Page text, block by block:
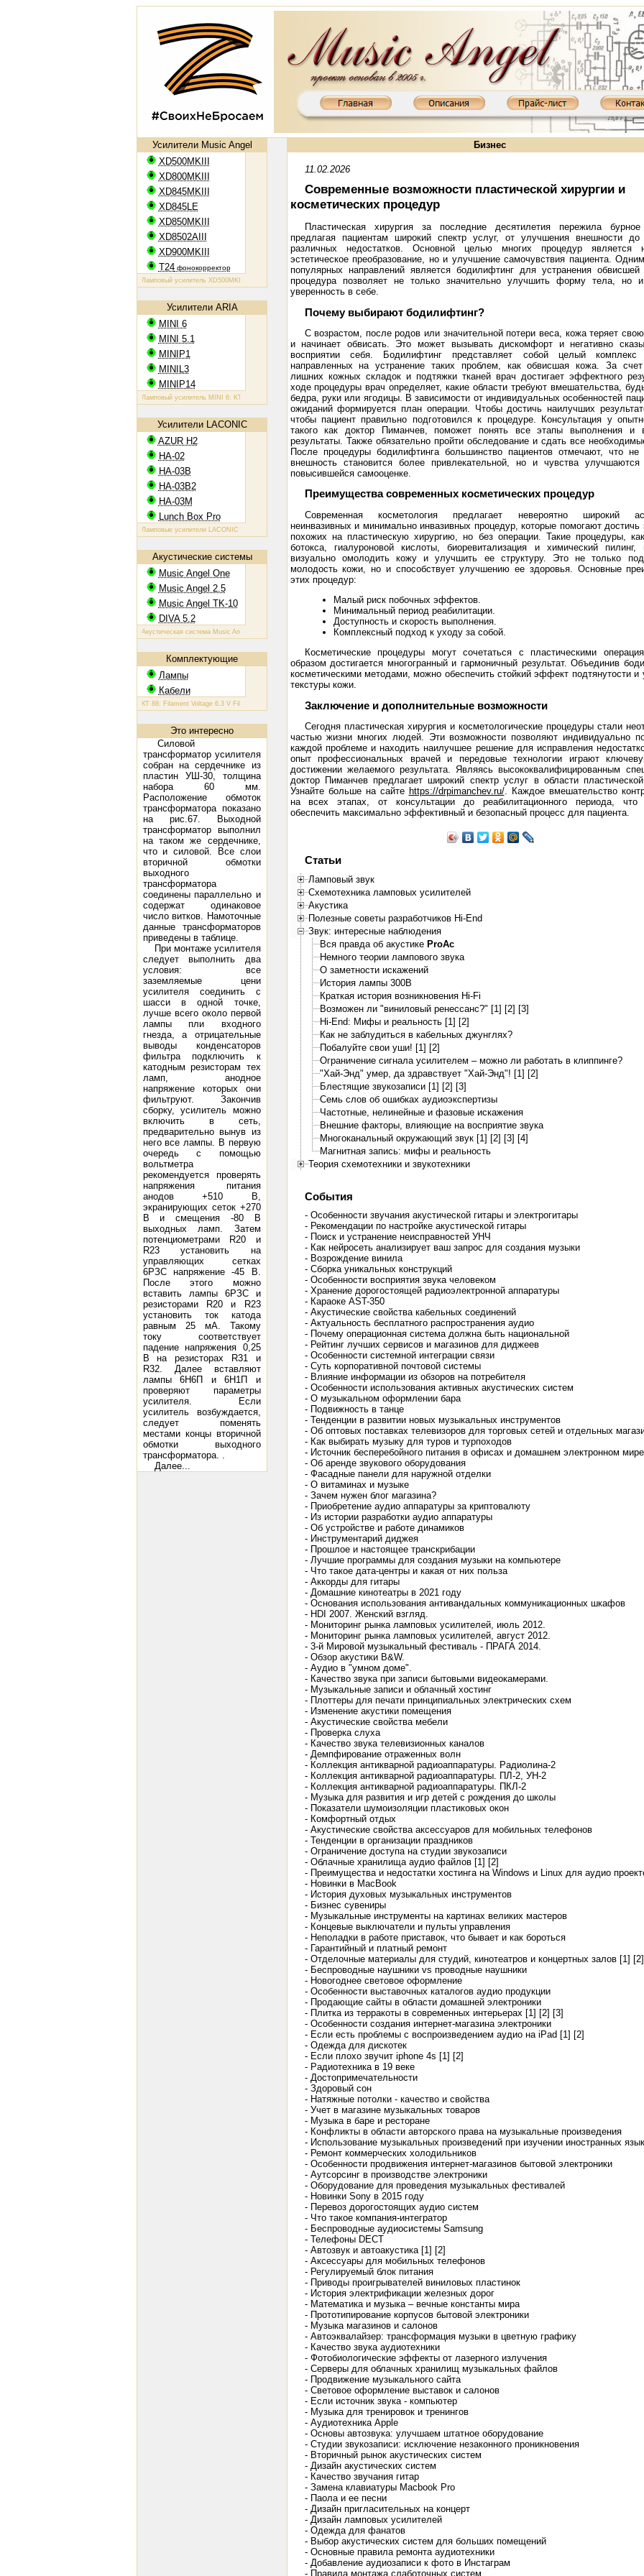
Усилители Music Angel
XD500MKIII
XD800MKIII
XD845MKIII
XD845LE
XD850MKIII
XD8502AIII
XD900MKIII
T24фонокорректор
Ламповый усилитель XD500MKIII: EL34, 2х50 Вт Ламповый усилитель XD800MKIII: KT88, 2х65 ВтЛамповый усилитель XD845MKIII: 845, 2х20 ВтЛамповый
Усилители ARIA
MINI 6
MINI 5.1
MINIP1
MINIL3
MINIP14
Ламповый усилитель MINI 6: KT88, 2х60 Вт Ламповый усилитель MINIP1: 6AQ5, 2х10 Вт Ламповый усилитель MINIL3: EL34, 2х35 ВтЛамповый усилитель MINIP14:
Усилители LACONIC
AZUR H2
HA-02
HA-03B
HA-03B2
HA-03M
Lunch Box Pro
Ламповые усилители LACONIC HA-02,03B/B2/M: 6N6P, 2х1,2 Вт на 300 Ом
Акустические системы
Music Angel One
Music Angel 2.5
Music Angel TK-10
DIVA 5.2
Акустическая система Music Angel One: 20 - 100 Вт, 38 Гц - 30 кГц, 86 Дб/Вт/мАкустическая система Music Angel 2.5: 20 - 200 Вт, 20 Гц - 30 кГц, 86 Дб/Вт/м
Комплектующие
Лампы
Кабели
КТ 88: Filament Voltage 6.3 V Filament Current 1.6 A Plate Voltage (max) 800 V Plate Current (max) 230 mA Plate Dissipation (max) 40 W845: D.C. Plate Voltage 1250
Это интересно
Силовой
трансформатор усилителя
собран на сердечнике из
пластин УШ-30, толщина
набора 60 мм.
Расположение обмоток
трансформатора показано
на рис.67. Выходной
трансформатор выполнил
на таком же сердечнике,
что и силовой. Все слои
вторичной обмотки
выходного
трансформатора
соединены параллельно и
содержат одинаковое
число витков. Намоточные
данные трансформаторов
приведены в таблице.
При монтаже усилителя
следует выполнить два
условия: все
заземляемые цени
усилителя соединить с
шасси в одной точке,
лучше всего около первой
лампы пли входного
гнезда, а отрицательные
выводы конденсаторов
фильтра подключить к
катодным резисторам тех
ламп, анодное
напряжение которых они
фильтруют. Закончив
сборку, усилитель можно
включить в сеть,
предварительно вынув из
него все лампы. В первую
очередь с помощью
вольтметра
рекомендуется проверять
напряжения питания
анодов +510 В,
экранирующих сеток +270
В и смещения -80 В
выходных ламп. Затем
потенциометрами R20 и
R23 установить на
управляющих сетках
6РЗС напряжение -45 В.
После этого можно
вставить лампы 6РЗС и
резисторами R20 и R23
установить ток катода
равным 25 мА. Такому
току соответствует
падение напряжения 0,25
В на резисторах R31 и
R32. Далее вставляют
лампы 6Н6П и 6Н1П и
проверяют параметры
усилителя. Если
усилитель возбуждается,
следует поменять
местами концы вторичной
обмотки выходного
трансформатора. .
Далее...
Бизнес
11.02.2026
Современные возможности пластической хирургии и
косметических процедур
Пластическая хирургия за последние десятилетия пережила бурное
предлагая пациентам широкий спектр услуг, от улучшения внешности до
различных недостатков. Основной целью многих процедур является
эстетическое преобразование, но и улучшение самочувствия пациента.
популярных направлений является бодилифтинг для устранения
процедура позволяет не только значительно улучшить форму тела, но
уверенность в себе.
Почему выбирают бодилифтинг?
С возрастом, после родов или значительной потери веса, кожа теряет свою
и начинает обвисать. Это может вызывать дискомфорт и негативно
восприятии себя. Бодилифтинг представляет собой целый комплекс
направленных на устранение таких проблем, как обвисшая кожа. За
лишних кожных складок и подтяжки тканей врач достигает эффектного
ходе процедуры врач определяет, какие области требуют вмешательства,
бедра, руки или ягодицы. В зависимости от индивидуальных особенностей
ожиданий формируется план операции. Чтобы достичь наилучших
чтобы пациент правильно подготовился к процедуре. Консультация у
такого как доктор Пиманчев, поможет понять все этапы выполнения и
результаты. Также обязательно пройти обследование и сдать все
После процедуры бодилифтинга большинство пациентов отмечают, что не
внешность становится более привлекательной, но и чувства улучшаются
повысившейся самооценке.
Преимущества современных косметических процедур
Современная косметология предлагает невероятно широкий
неинвазивных и минимально инвазивных процедур, которые помогают
похожих на пластическую хирургию, но без операции. Такие процедуры,
ботокса, гиалуроновой кислоты, биоревитализация и химический пилинг,
визуально омолодить кожу и улучшить ее структуру. Это не только
молодость кожи, но и способствует улучшению ее здоровья. Основные
этих процедур:
Малый риск побочных эффектов.
Минимальный период реабилитации.
Доступность и скорость выполнения.
Комплексный подход к уходу за собой.
Косметические процедуры могут сочетаться с пластическими
образом достигается многогранный и гармоничный результат. Объединив
косметическими методами, можно обеспечить стойкий эффект подтянутости и
текстуры кожи.
Заключение и дополнительные возможности
Сегодня пластическая хирургия и косметологические процедуры стали
частью жизни многих людей. Эти возможности позволяют индивидуально
каждой проблеме и находить наилучшее решение для исправления
опыт профессиональных врачей и передовые технологии играют
достижении желаемого результата. Являясь высококвалифицированным
доктор Пиманчев предлагает широкий спектр услуг в области
Узнайте больше на сайте https://drpimanchev.ru/. Каждое вмешательство
на всех этапах, от консультации до реабилитационного периода, что
обеспечить максимально эффективный и безопасный процесс для пациента.
Статьи
Ламповый звук
Схемотехника ламповых усилителей
Акустика
Полезные советы разработчиков Hi-End
Звук: интересные наблюдения
Вся правда об акустике ProAc
Немного теории лампового звука
О заметности искажений
История лампы 300B
Краткая история возникновения Hi-Fi
Возможен ли "виниловый ренессанс?" [1] [2] [3]
Hi-End: Мифы и реальность [1] [2]
Как не заблудиться в кабельных джунглях?
Побалуйте свои уши! [1] [2]
Ограничение сигнала усилителем – можно ли работать в клиппинге?
"Хай-Энд" умер, да здравствует "Хай-Энд"! [1] [2]
Блестящие звукозаписи [1] [2] [3]
Семь слов об ошибках аудиоэкспертизы
Частотные, нелинейные и фазовые искажения
Внешние факторы, влияющие на восприятие звука
Многоканальный окружающий звук [1] [2] [3] [4]
Магнитная запись: мифы и реальность
Теория схемотехники и звукотехники
События
- Особенности звучания акустической гитары и электрогитары
- Рекомендации по настройке акустической гитары
- Поиск и устранение неисправностей УНЧ
- Как нейросеть анализирует ваш запрос для создания музыки
- Возрождение винила
- Сборка уникальных конструкций
- Особенности восприятия звука человеком
- Хранение дорогостоящей радиоэлектронной аппаратуры
- Караоке AST-350
- Акустические свойства кабельных соединений
- Актуальность бесплатного распространения аудио
- Почему операционная система должна быть национальной
- Рейтинг лучших сервисов и магазинов для диджеев
- Особенности системной интеграции связи
- Суть корпоративной почтовой системы
- Влияние информации из обзоров на потребителя
- Особенности использования активных акустических систем
- О музыкальном оформлении бара
- Подвижность в танце
- Тенденции в развитии новых музыкальных инструментов
- Об оптовых поставках телевизоров для торговых сетей и отдельных
- Как выбирать музыку для туров и турпоходов
- Источник бесперебойного питания в офисах и домашнем электронном мире
- Об аренде звукового оборудования
- Фасадные панели для наружной отделки
- О витаминах и музыке
- Зачем нужен блог магазина?
- Приобретение аудио аппаратуры за криптовалюту
- Из истории разработки аудио аппаратуры
- Об устройстве и работе динамиков
- Инструментарий диджея
- Прошлое и настоящее транскрибации
- Лучшие программы для создания музыки на компьютере
- Что такое дата-центры и какая от них польза
- Аккорды для гитары
- Домашние кинотеатры в 2021 году
- Основания использования антивандальных коммуникационных шкафов
- HDI 2007. Женский взгляд.
- Мониторинг рынка ламповых усилителей, июль 2012.
- Мониторинг рынка ламповых усилителей, август 2012.
- 3-й Мировой музыкальный фестиваль - ПРАГА 2014.
- Обзор акустики B&W.
- Аудио в "умном доме".
- Качество звука при записи бытовыми видеокамерами.
- Музыкальные записи и облачный хостинг
- Плоттеры для печати принципиальных электрических схем
- Изменение акустики помещения
- Акустические свойства мебели
- Проверка слуха
- Качество звука телевизионных каналов
- Демпфирование отраженных волн
- Коллекция антикварной радиоаппаратуры. Радиолина-2
- Коллекция антикварной радиоаппаратуры. ПЛ-2, УН-2
- Коллекция антикварной радиоаппаратуры. ПКЛ-2
- Музыка для развития и игр детей с рождения до школы
- Показатели шумоизоляции пластиковых окон
- Комфортный отдых
- Акустические свойства аксессуаров для мобильных телефонов
- Тенденции в организации праздников
- Ограничение доступа на студии звукозаписи
- Облачные хранилища аудио файлов [1] [2]
- Преимущества и недостатки хостинга на Windows и Linux для аудио
- Новинки в MacBook
- История духовых музыкальных инструментов
- Бизнес сувениры
- Музыкальные инструменты на картинах великих мастеров
- Концевые выключатели и пульты управления
- Неполадки в работе приставок, что бывает и как бороться
- Гарантийный и платный ремонт
- Отделочные материалы для студий, кинотеатров и концертных залов [1] [2]
- Беспроводные наушники vs проводные наушники
- Новогоднее световое оформление
- Особенности выставочных каталогов аудио продукции
- Продающие сайты в области домашней электроники
- Плитка из терракоты в современных интерьерах [1] [2] [3]
- Особенности создания интернет-магазина электроники
- Если есть проблемы с воспроизведением аудио на iPad [1] [2]
- Одежда для дискотек
- Если плохо звучит iphone 4s [1] [2]
- Радиотехника в 19 веке
- Достопримечательности
- Здоровый сон
- Натяжные потолки - качество и свойства
- Учет в магазине музыкальных товаров
- Музыка в баре и ресторане
- Конфликты в области авторского права на музыкальные произведения
- Использование музыкальных произведений при изучении иностранных
- Ремонт коммерческих холодильников
- Особенности продвижения интернет-магазинов бытовой электроники
- Аутсорсинг в производстве электроники
- Оборудование для проведения музыкальных фестивалей
- Новинки Sony в 2015 году
- Перевоз дорогостоящих аудио систем
- Что такое компания-интегратор
- Беспроводные аудиосистемы Samsung
- Телефоны DECT
- Автозвук и автоакустика [1] [2]
- Аксессуары для мобильных телефонов
- Регулируемый блок питания
- Приводы проигрывателей виниловых пластинок
- История электрификации железных дорог
- Математика и музыка – вечные константы мира
- Прототипирование корпусов бытовой электроники
- Музыка магазинов и салонов
- Автоэквалайзер: трансформация музыки в цветную графику
- Качество звука аудиотехники
- Фотобиологические эффекты от лазерного излучения
- Серверы для облачных хранилищ музыкальных файлов
- Продвижение музыкального сайта
- Световое оформление выставок и салонов
- Если источник звука - компьютер
- Музыка для тренировок и тренингов
- Аудиотехника Apple
- Основы автозвука: улучшаем штатное оборудование
- Студии звукозаписи: исключение незаконного проникновения
- Вторичный рынок акустических систем
- Дизайн акустических систем
- Качество звучания гитар
- Замена клавиатуры Macbook Pro
- Паола и ее песни
- Дизайн пригласительных на концерт
- Дизайн ламповых усилителей
- Одежда для фанатов
- Выбор акустических систем для больших помещений
- Основные правила ремонта аудиотехники
- Добавление аудиозаписи к фото в Инстаграм
- Правила монтажа слаботочных систем